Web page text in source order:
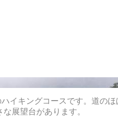
イキングコースです。道の
展望台があります。